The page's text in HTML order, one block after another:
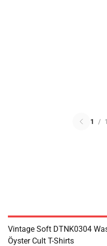
1 / 1
Vintage Soft DTNK0304
Öyster Cult T-Shirts